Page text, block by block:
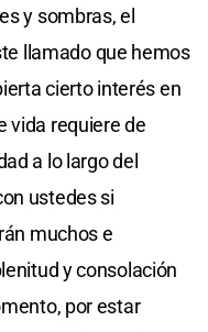
y sombras, el
llamado que hemos
cierto interés en
vida requiere de
a lo largo del
ustedes si
muchos e
y consolación
por estar